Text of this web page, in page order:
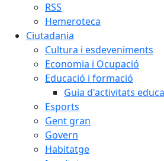
RSS
Hemeroteca
Ciutadania
Cultura i esdeveniments
Economia i Ocupació
Educació i formació
Guia d'activitats
Esports
Gent gran
Govern
Habitatge